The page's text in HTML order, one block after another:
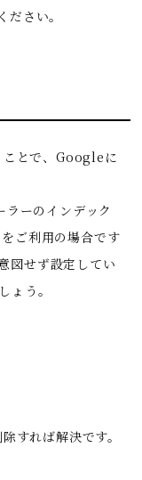
さい。
とで、Googleに
ーのインデック
ご利用の場合です
図せず設定してい
ょう。
すれば解決です。